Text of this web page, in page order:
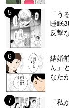
「う
睡眠
反撃
結婚
ん」
なた
「私